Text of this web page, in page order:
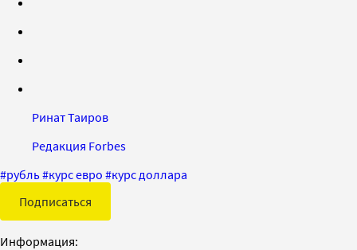
Ринат Таиров
Редакция Forbes
#рубль#курс евро #курс доллара
Подписаться
Информация: